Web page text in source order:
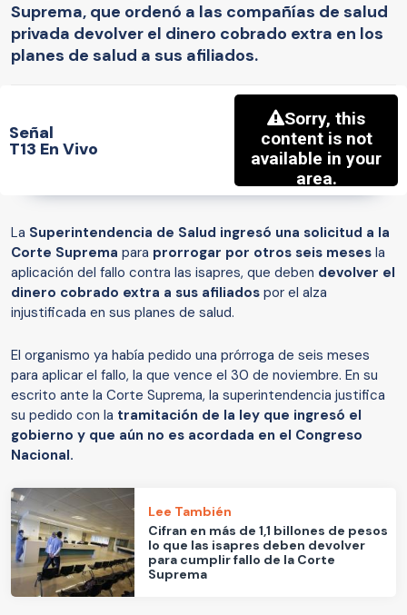
Suprema, que ordenó a las compañías de salud
privada devolver el dinero cobrado extra en los
planes de salud a sus afiliados.
Señal
T13 En Vivo
La Superintendencia de Salud ingresó una solicitud a la
Corte Suprema para prorrogar por otros seis meses la
aplicación del fallo contra las isapres, que deben devolver el
dinero cobrado extra a sus afiliados por el alza
injustificada en sus planes de salud.
El organismo ya había pedido una prórroga de seis meses
para aplicar el fallo, la que vence el 30 de noviembre. En su
escrito ante la Corte Suprema, la superintendencia justifica
su pedido con la tramitación de la ley que ingresó el
gobierno y que aún no es acordada en el Congreso
Nacional.
Lee También
Cifran en más de 1,1 billones de pesos
lo que las isapres deben devolver
para cumplir fallo de la Corte
Suprema